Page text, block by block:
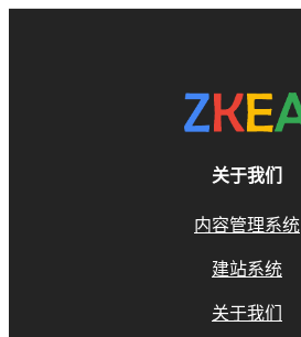
关于我们
内容管理系统
建站系统
关于我们